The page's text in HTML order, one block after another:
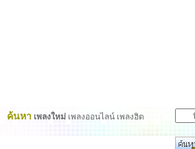
ค้นหา เพลงใหม่ เพลงออนไลน์ เพลงฮิต